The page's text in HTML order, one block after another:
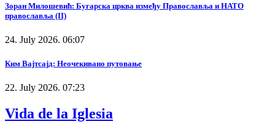
Зоран Милошевић: Бугарска црква између Православља и НАТО
православља (II)
24. July 2026. 06:07
Ким Вајтсајд: Неочекивано путовање
22. July 2026. 07:23
Vida de la Iglesia